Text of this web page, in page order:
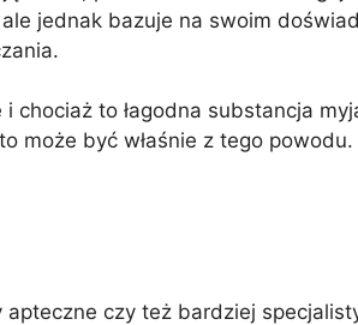
jednak bazuje na swoim
chociaż to łagodna substancja
może być właśnie z tego
czy też bardziej